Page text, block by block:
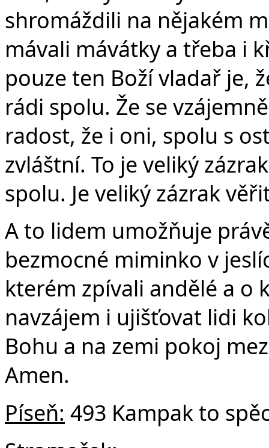
shromáždili na nějakém
mávali mávátky a třeba i
pouze ten Boží vladař je,
rádi spolu. Že se
radost, že i oni, spolu s
zvláštní. To je veliký
spolu. Je veliký zázrak
A to lidem umožňuje
bezmocné miminko v
kterém zpívali andělé a o
navzájem i ujišťovat lidi
Bohu a na zemi pokoj
Amen.
Píseň: 493 Kampak to